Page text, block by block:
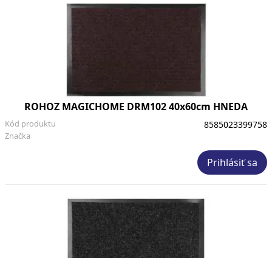
ROHOZ MAGICHOME DRM102 40x60cm HNEDA
Značka
Kód produktu 8585023399758
Prihlásiť sa